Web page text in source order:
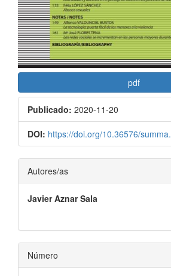
pdf
Publicado: 2020-11-20
DOI: https://doi.org/10.36576/
Contenido
principal
del
artículo
Autores/as
Javier Aznar Sala
Número